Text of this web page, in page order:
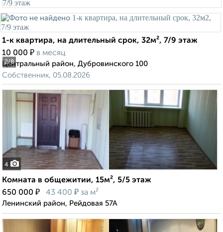
2/8
1-к квартира, на длительный срок, 32м², 7/9 этаж
10 000 ₽ в месяц
Центральный район, Дубровинского 100
Собственник, 05.08.2026
4
Комната в общежитии, 15м², 5/5 этаж
650 000 ₽ 43 400 ₽ за м²
Ленинский район, Рейдовая 57А